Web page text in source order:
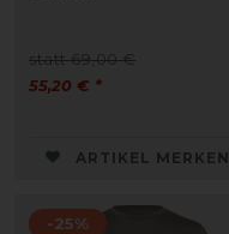
statt 69,00 €
55,20 € *
ARTIKEL MERKEN
-25%